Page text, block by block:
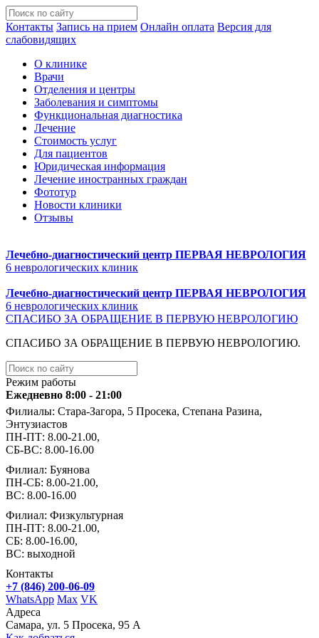
Контакты Запись на прием Онлайн оплата Версия для
слабовидящих
О клинике
Врачи
Отделения и центры
Заболевания и симптомы
Функциональная диагностика
Лечение
Стоимость услуг
Для пациентов
Юридическая информация
Лечение иностранных граждан
Фототур
Новости клиники
Отзывы
Лечебно-диагностический центр ПЕРВАЯ НЕВРОЛОГИЯ
6 неврологических клиник
Лечебно-диагностический центр ПЕРВАЯ НЕВРОЛОГИЯ
6 неврологических клиник
СПАСИБО ЗА ОБРАЩЕНИЕ В ПЕРВУЮ НЕВРОЛОГИЮ
СПАСИБО ЗА ОБРАЩЕНИЕ В ПЕРВУЮ НЕВРОЛОГИЮ.
Режим работы
Ежедневно 8:00 - 21:00
Филиалы: Стара-Загора, 5 Просека, Степана Разина,
Энтузиастов
ПН-ПТ: 8.00-21.00,
СБ-ВС: 8.00-16.00
Филиал: Буянова
ПН-СБ: 8.00-21.00,
ВС: 8.00-16.00
Филиал: Физкультурная
ПН-ПТ: 8.00-21.00,
СБ: 8.00-16.00,
ВС: выходной
Контакты
+7 (846) 200-06-09
WhatsApp Max VK
Адреса
Самара, ул. 5 Просека, 95 А